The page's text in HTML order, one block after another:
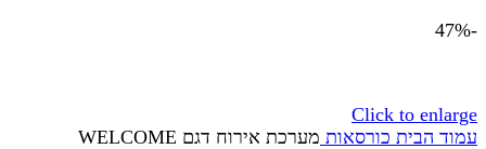
-47%
Click to enlarge
עמוד הבית כורסאות מערכת אירוח דגם WELCOME